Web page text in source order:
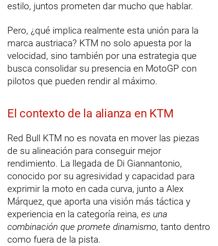
estilo, juntos prometen dar mucho que hablar.
Pero, ¿qué implica realmente esta unión para la
marca austriaca? KTM no solo apuesta por la
velocidad, sino también por una estrategia que
busca consolidar su presencia en MotoGP con
pilotos que pueden rendir al máximo.
El contexto de la alianza en KTM
Red Bull KTM no es novata en mover las piezas
de su alineación para conseguir mejor
rendimiento. La llegada de Di Giannantonio,
conocido por su agresividad y capacidad para
exprimir la moto en cada curva, junto a Alex
Márquez, que aporta una visión más táctica y
experiencia en la categoría reina, es una
combinación que promete dinamismo, tanto dentro
como fuera de la pista.